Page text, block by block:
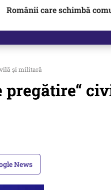
Românii care schimbă
și militară
pregătire“
News